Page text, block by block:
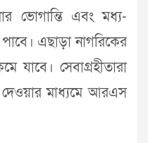
ভোগান্তি এবং মধ্য-
পাবে। এছাড়া নাগরিকের
সেবাগ্রহীতারা
দেওয়ার মাধ্যমে আরএস